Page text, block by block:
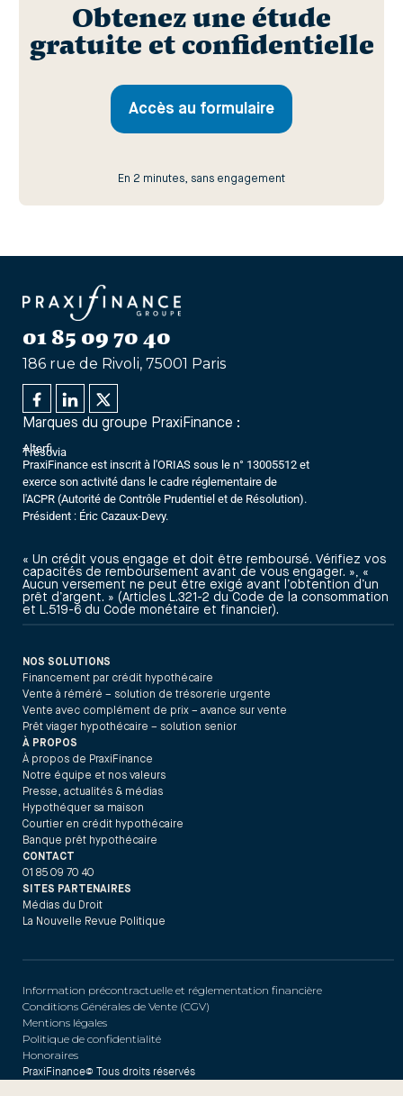
Obtenez une étude
gratuite et confidentielle
Accès au formulaire
En 2 minutes, sans engagement
01 85 09 70 40
186 rue de Rivoli, 75001 Paris
Marques du groupe PraxiFinance :
Alterfi
Trésovia
PraxiFinance est inscrit à l'ORIAS sous le n° 13005512 et
exerce son activité dans le cadre réglementaire de
l'ACPR (Autorité de Contrôle Prudentiel et de Résolution).
Président : Éric Cazaux-Devy.
« Un crédit vous engage et doit être remboursé. Vérifiez vos
capacités de remboursement avant de vous engager. », «
Aucun versement ne peut être exigé avant l’obtention d’un
prêt d’argent. » (Articles L.321-2 du Code de la consommation
et L.519-6 du Code monétaire et financier).
NOS SOLUTIONS
Financement par crédit hypothécaire
Vente à réméré – solution de trésorerie urgente
Vente avec complément de prix – avance sur vente
Prêt viager hypothécaire – solution senior
À PROPOS
À propos de PraxiFinance
Notre équipe et nos valeurs
Presse, actualités & médias
Hypothéquer sa maison
Courtier en crédit hypothécaire
Banque prêt hypothécaire
CONTACT
01 85 09 70 40
SITES PARTENAIRES
Médias du Droit
La Nouvelle Revue Politique
PraxiFinance© Tous droits réservés
Information précontractuelle et réglementation financière
Conditions Générales de Vente (CGV)
Mentions légales
Politique de confidentialité
Honoraires